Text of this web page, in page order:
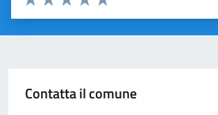
Valuta 5 stelle su 5
Valuta 4 stelle su 5
Valuta 3 stelle su 5
Valuta 2 stelle su 5
Valuta 1 stelle su 5
Contatta il comune